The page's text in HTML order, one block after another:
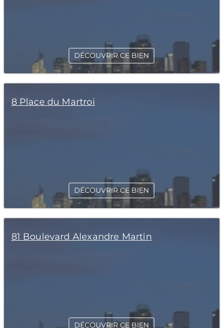
DÉCOUVRIR CE BIEN
8 Place du Martroi
DÉCOUVRIR CE BIEN
81 Boulevard Alexandre Martin
DÉCOUVRIR CE BIEN